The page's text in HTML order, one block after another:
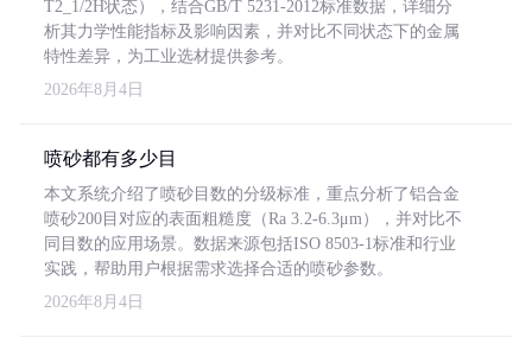
T2_1/2H状态），结合GB/T 5231-2012标准数据，详细分
析其力学性能指标及影响因素，并对比不同状态下的金属
特性差异，为工业选材提供参考。
2026年8月4日
喷砂都有多少目
本文系统介绍了喷砂目数的分级标准，重点分析了铝合金
喷砂200目对应的表面粗糙度（Ra 3.2-6.3μm），并对比不
同目数的应用场景。数据来源包括ISO 8503-1标准和行业
实践，帮助用户根据需求选择合适的喷砂参数。
2026年8月4日